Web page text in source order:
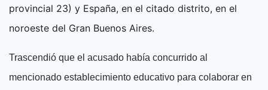
provincial 23) y España, en el citado distrito, en el
noroeste del Gran Buenos Aires.
Trascendió que el acusado había concurrido al
mencionado establecimiento educativo para colaborar en